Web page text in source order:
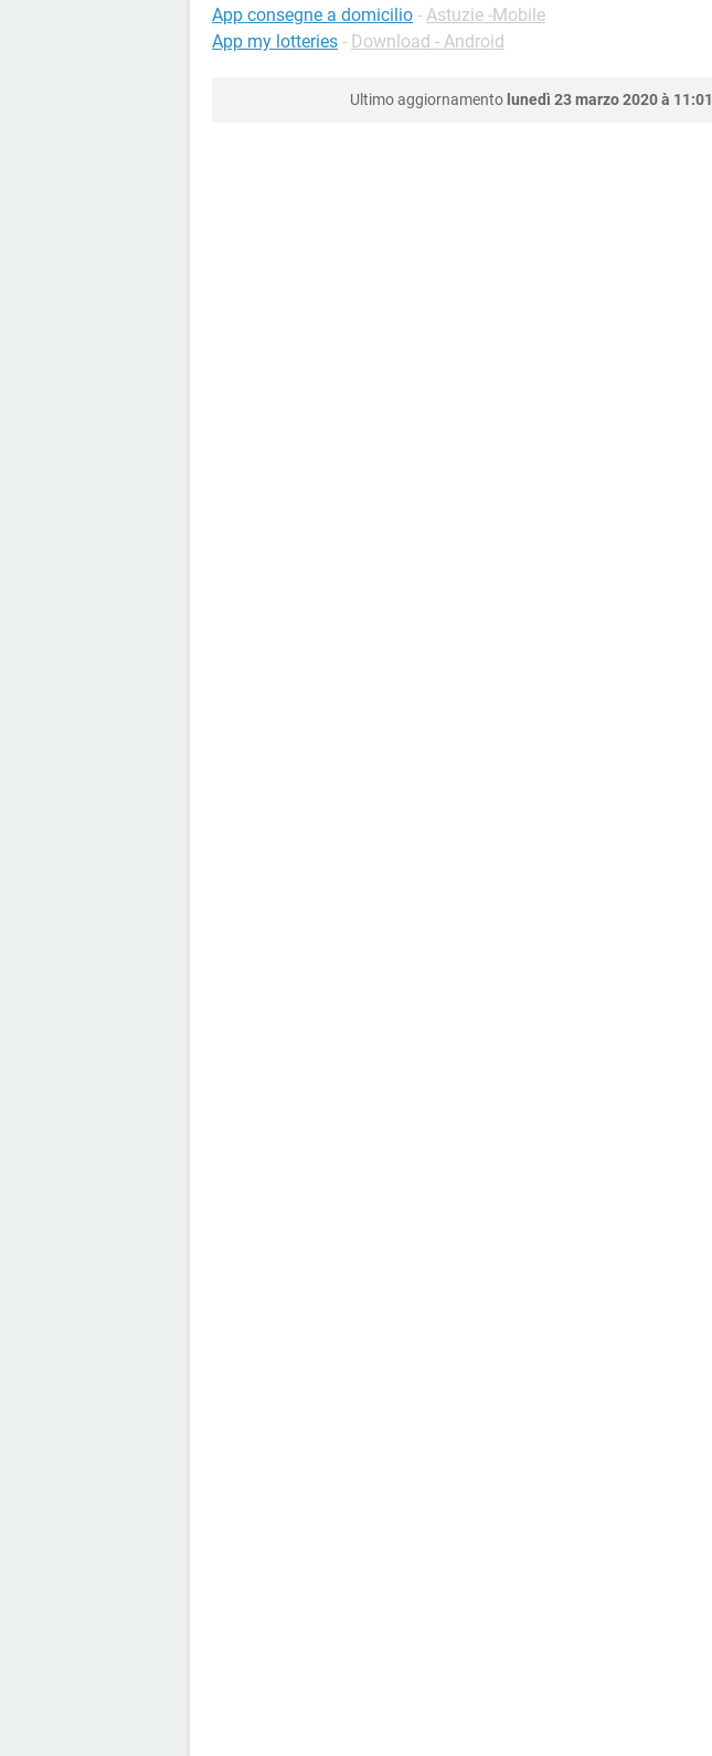
App consegne a domicilio - Astuzie -Mobile
App my lotteries - Download - Android
Ultimo aggiornamento lunedì 23 marzo 2020 à 11:01